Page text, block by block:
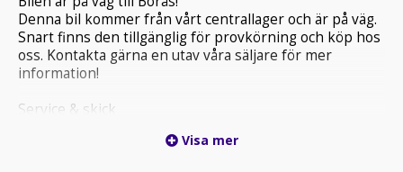
Denna bil kommer från vårt centrallager och är på väg.
Snart finns den tillgänglig för provkörning och köp hos
oss. Kontakta gärna en utav våra säljare för mer
information!
Service & skick
Extra trygghet: En begagnad Toyota har utsetts till
Visa mer